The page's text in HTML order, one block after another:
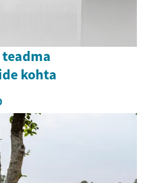
kohta